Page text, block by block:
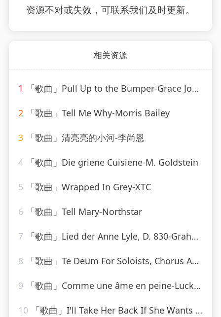
资源不对或失效，可联系我们及时更新。
相关资源
1 「歌曲」Pull Up to the Bumper-Grace Jones、Funkstar de Luxe
2 「歌曲」Tell Me Why-Morris Bailey
3 「歌曲」清亮亮的小河-李尚恩
4 「歌曲」Die griene Cuisiene-M. Goldstein
5 「歌曲」Wrapped In Grey-XTC
6 「歌曲」Tell Mary-Northstar
7 「歌曲」Lied der Anne Lyle, D. 830-Graham Johnson、marie mclaughlin
8 「歌曲」Te Deum For Soloists, Chorus And Orchestra, H. 146 - Prélude. Rondeau
9 「歌曲」Comme une âme en peine-Lucky Blondo
10 「歌曲」I'll Take Her Back If She Wants To Come Back-fletcher henderson